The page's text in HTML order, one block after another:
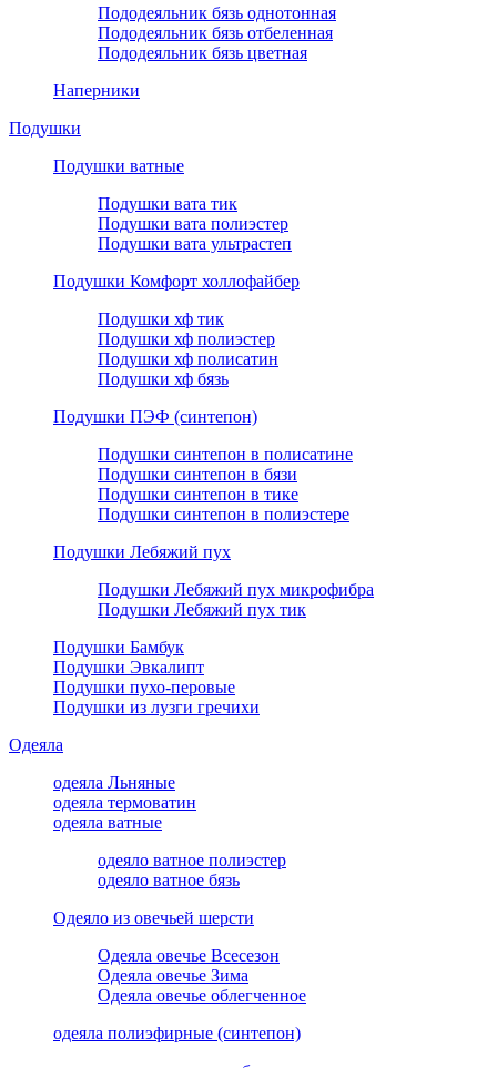
Пододеяльник бязь однотонная
Пододеяльник бязь отбеленная
Пододеяльник бязь цветная
Наперники
Подушки
Подушки ватные
Подушки вата тик
Подушки вата полиэстер
Подушки вата ультрастеп
Подушки Комфорт холлофайбер
Подушки хф тик
Подушки хф полиэстер
Подушки хф полисатин
Подушки хф бязь
Подушки ПЭФ (синтепон)
Подушки синтепон в полисатине
Подушки синтепон в бязи
Подушки синтепон в тике
Подушки синтепон в полиэстере
Подушки Лебяжий пух
Подушки Лебяжий пух микрофибра
Подушки Лебяжий пух тик
Подушки Бамбук
Подушки Эвкалипт
Подушки пухо-перовые
Подушки из лузги гречихи
Одеяла
одеяла Льняные
одеяла термоватин
одеяла ватные
одеяло ватное полиэстер
одеяло ватное бязь
Одеяло из овечьей шерсти
Одеяла овечье Всесезон
Одеяла овечье Зима
Одеяла овечье облегченное
одеяла полиэфирные (синтепон)